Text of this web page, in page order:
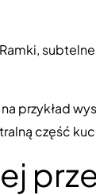
przykład
część